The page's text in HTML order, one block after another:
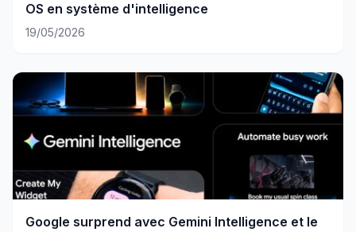
OS en système d'intelligence
19/05/2026
Google surprend avec Gemini Intelligence et le